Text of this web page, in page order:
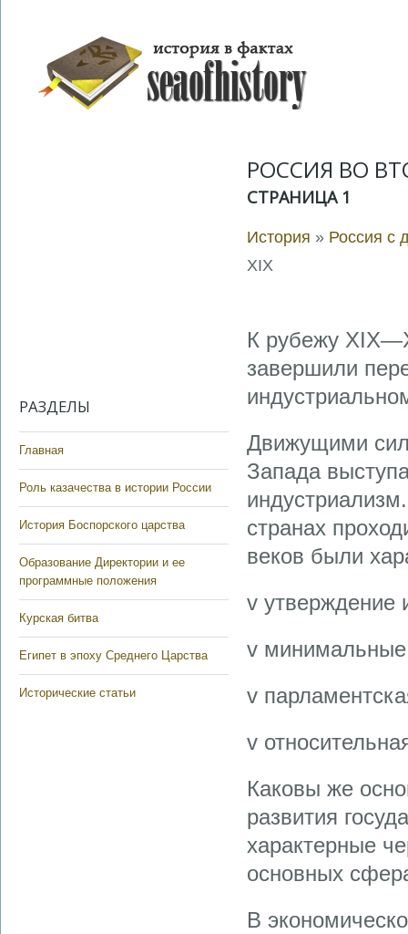
РАЗДЕЛЫ
Главная
Роль казачества в истории России
История Боспорского царства
Образование Директории и ее
программные положения
Курская битва
Египет в эпоху Среднего Царства
Исторические статьи
РОССИЯ ВО
СТРАНИЦА 1
История » Россия с
XIX
К рубежу
завершили
Движущими
Запада
странах
веков были
v утверждение
v минимальные
v
v
Каковы же
развития
характерные
основных
В